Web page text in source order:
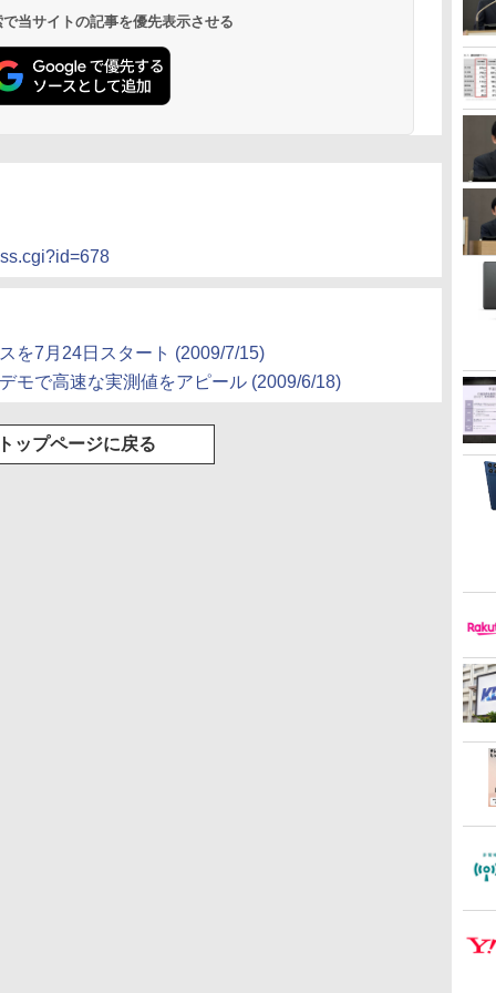
当サイトの記事を優先表示させる
を7月24日スタート (2009/7/15)
モで高速な実測値をアピール (2009/6/18)
ップページに戻る